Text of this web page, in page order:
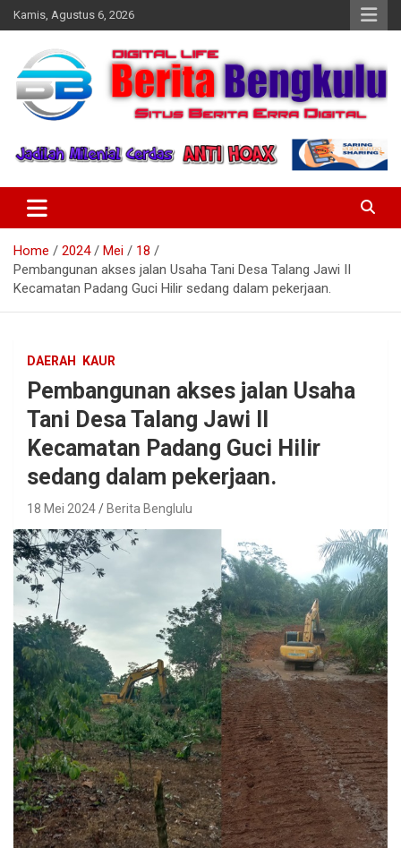
Skip
to
Kamis, Agustus 6, 2026
Beritabengkulu.id
Home 2024 Mei
18
Pembangunan akses jalan Usaha Tani Desa Talang Jawi II
Kecamatan Padang Guci Hilir sedang dalam pekerjaan.
DAERAH KAUR
Pembangunan akses jalan Usaha
Tani Desa Talang Jawi II
Kecamatan Padang Guci Hilir
sedang dalam pekerjaan.
18 Mei 2024 Berita Benglulu